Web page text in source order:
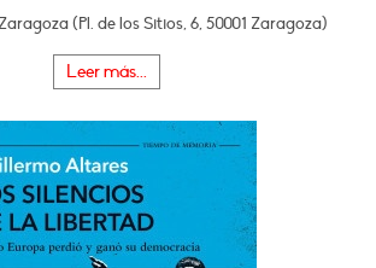
(Pl. de los Sitios, 6, 50001 Zaragoza)
Leer más...